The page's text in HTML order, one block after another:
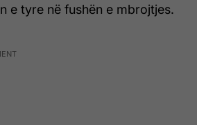
e tyre në fushën e mbrojtjes.